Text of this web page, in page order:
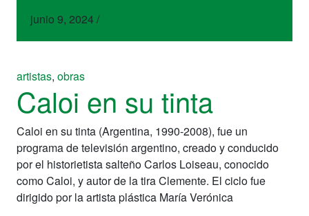
junio 9, 2024/
artistas, obras
Caloi en su tinta
Caloi en su tinta (Argentina, 1990-2008), fue un
programa de televisión argentino, creado y conducido
por el historietista salteño Carlos Loiseau, conocido
como Caloi, y autor de la tira Clemente. El ciclo fue
dirigido por la artista plástica María Verónica